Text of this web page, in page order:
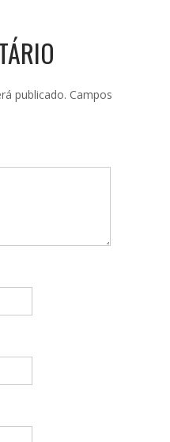
publicado. Campos